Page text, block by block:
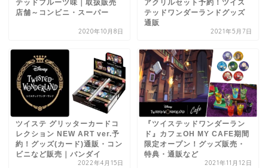
テッドフルーツ味｜取扱販売
店舗～コンビニ・スーパー
2020年10月8日
アクリルセット予約！ツイス
テッドワンダーランドグッズ
通販
2021年5月7日
ツイステ グリッターカードコ
レクション NEW ART ver.予
約！グッズ(カード)通販・コン
ビニなど販売｜バンダイ
2022年4月15日
『ツイステッドワンダーラン
ド』カフェOH MY CAFE期間
限定オープン！グッズ販売・
特典・通販など
2021年11月12日